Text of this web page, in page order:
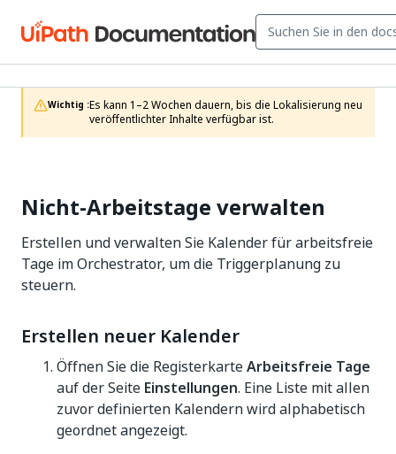
Wichtig :Es kann 1–2 Wochen dauern, bis die Lokalisierung neu
veröffentlichter Inhalte verfügbar ist.
Nicht-Arbeitstage verwalten
Erstellen und verwalten Sie Kalender für arbeitsfreie
Tage im Orchestrator, um die Triggerplanung zu
steuern.
Erstellen neuer Kalender
Öffnen Sie die RegisterkarteArbeitsfreie Tage
auf der Seite Einstellungen. Eine Liste mit allen
zuvor definierten Kalendern wird alphabetisch
geordnet angezeigt.